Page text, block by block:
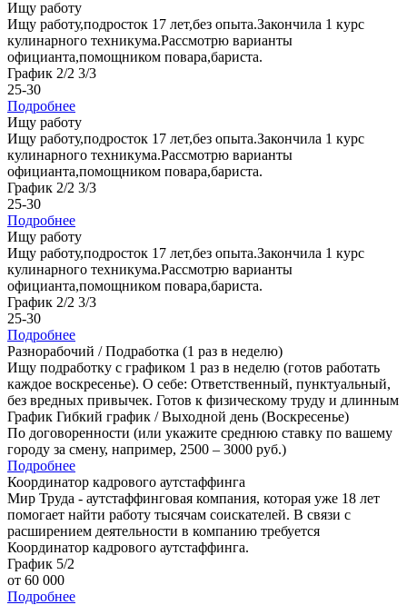
Ищу работу
Ищу работу,подросток 17 лет,без опыта.Закончила 1 курс
кулинарного техникума.Рассмотрю варианты
официанта,помощником повара,бариста.
График 2/2 3/3
25-30
Подробнее
Ищу работу
Ищу работу,подросток 17 лет,без опыта.Закончила 1 курс
кулинарного техникума.Рассмотрю варианты
официанта,помощником повара,бариста.
График 2/2 3/3
25-30
Подробнее
Ищу работу
Ищу работу,подросток 17 лет,без опыта.Закончила 1 курс
кулинарного техникума.Рассмотрю варианты
официанта,помощником повара,бариста.
График 2/2 3/3
25-30
Подробнее
Разнорабочий / Подработка (1 раз в неделю)
Ищу подработку с графиком 1 раз в неделю (готов работать
каждое воскресенье). О себе: Ответственный, пунктуальный,
без вредных привычек. Готов к физическому труду и длинным
График Гибкий график / Выходной день (Воскресенье)
По договоренности (или укажите среднюю ставку по вашему
городу за смену, например, 2500 – 3000 руб.)
Подробнее
Координатор кадрового аутстаффинга
Мир Труда - аутстаффинговая компания, которая уже 18 лет
помогает найти работу тысячам соискателей. В связи с
расширением деятельности в компанию требуется
Координатор кадрового аутстаффинга.
График 5/2
от 60 000
Подробнее